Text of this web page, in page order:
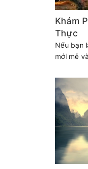
Khám
Thực
Nếu bạn
mới mẻ